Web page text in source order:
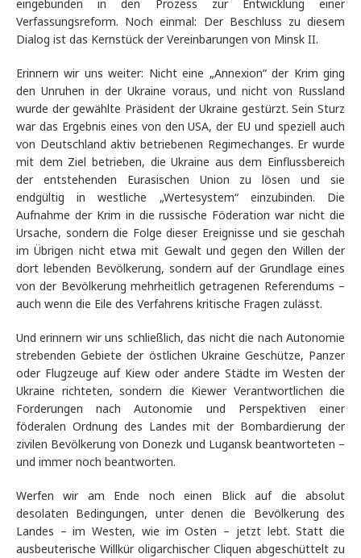
eingebunden in den Prozess zur Entwicklung einer
Verfassungsreform. Noch einmal: Der Beschluss zu diesem
Dialog ist das Kernstück der Vereinbarungen von Minsk II.
Erinnern wir uns weiter: Nicht eine „Annexion“ der Krim ging
den Unruhen in der Ukraine voraus, und nicht von Russland
wurde der gewählte Präsident der Ukraine gestürzt. Sein Sturz
war das Ergebnis eines von den USA, der EU und speziell auch
von Deutschland aktiv betriebenen Regimechanges. Er wurde
mit dem Ziel betrieben, die Ukraine aus dem Einflussbereich
der entstehenden Eurasischen Union zu lösen und sie
endgültig in westliche „Wertesystem“ einzubinden. Die
Aufnahme der Krim in die russische Föderation war nicht die
Ursache, sondern die Folge dieser Ereignisse und sie geschah
im Übrigen nicht etwa mit Gewalt und gegen den Willen der
dort lebenden Bevölkerung, sondern auf der Grundlage eines
von der Bevölkerung mehrheitlich getragenen Referendums –
auch wenn die Eile des Verfahrens kritische Fragen zulässt.
Und erinnern wir uns schließlich, das nicht die nach Autonomie
strebenden Gebiete der östlichen Ukraine Geschütze, Panzer
oder Flugzeuge auf Kiew oder andere Städte im Westen der
Ukraine richteten, sondern die Kiewer Verantwortlichen die
Forderungen nach Autonomie und Perspektiven einer
föderalen Ordnung des Landes mit der Bombardierung der
zivilen Bevölkerung von Donezk und Lugansk beantworteten –
und immer noch beantworten.
Werfen wir am Ende noch einen Blick auf die absolut
desolaten Bedingungen, unter denen die Bevölkerung des
Landes – im Westen, wie im Osten – jetzt lebt. Statt die
ausbeuterische Willkür oligarchischer Cliquen abgeschüttelt zu